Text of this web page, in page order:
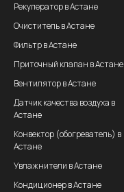
Рекуператор в Астане
Очиститель в Астане
Фильтр в Астане
Приточный клапан в Астане
Вентилятор в Астане
Датчик качества воздуха в
Астане
Конвектор (обогреватель) в
Астане
Увлажнители в Астане
Кондиционер в Астане